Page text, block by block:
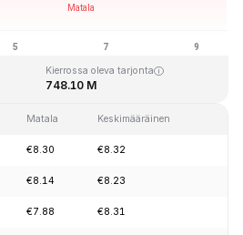
16:21 GMT+0
€0.148183
Kierrossa oleva tarjonta
748.10 M
Matala Keskimääräinen
€8.30 €8.32
€8.14 €8.23
€7.88 €8.31